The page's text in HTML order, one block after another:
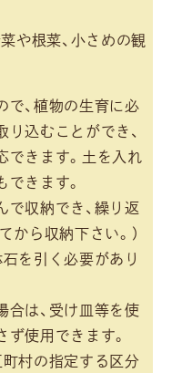
や根菜、小さめの観
、植物の生育に必
込むことができ、
できます。土を入れ
きます。
収納でき、繰り返
から収納下さい。）
を引く必要があり
合は、受け皿等を使
使用できます。
村の指定する区分